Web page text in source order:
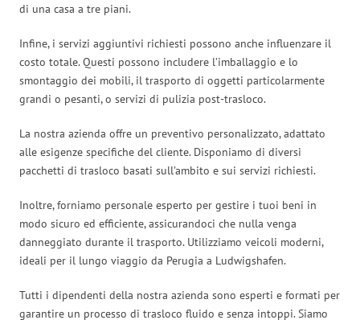
di una casa a tre piani.
Infine, i servizi aggiuntivi richiesti possono anche influenzare il
costo totale. Questi possono includere l’imballaggio e lo
smontaggio dei mobili, il trasporto di oggetti particolarmente
grandi o pesanti, o servizi di pulizia post-trasloco.
La nostra azienda offre un preventivo personalizzato, adattato
alle esigenze specifiche del cliente. Disponiamo di diversi
pacchetti di trasloco basati sull’ambito e sui servizi richiesti.
Inoltre, forniamo personale esperto per gestire i tuoi beni in
modo sicuro ed efficiente, assicurandoci che nulla venga
danneggiato durante il trasporto. Utilizziamo veicoli moderni,
ideali per il lungo viaggio da Perugia a Ludwigshafen.
Tutti i dipendenti della nostra azienda sono esperti e formati per
garantire un processo di trasloco fluido e senza intoppi. Siamo